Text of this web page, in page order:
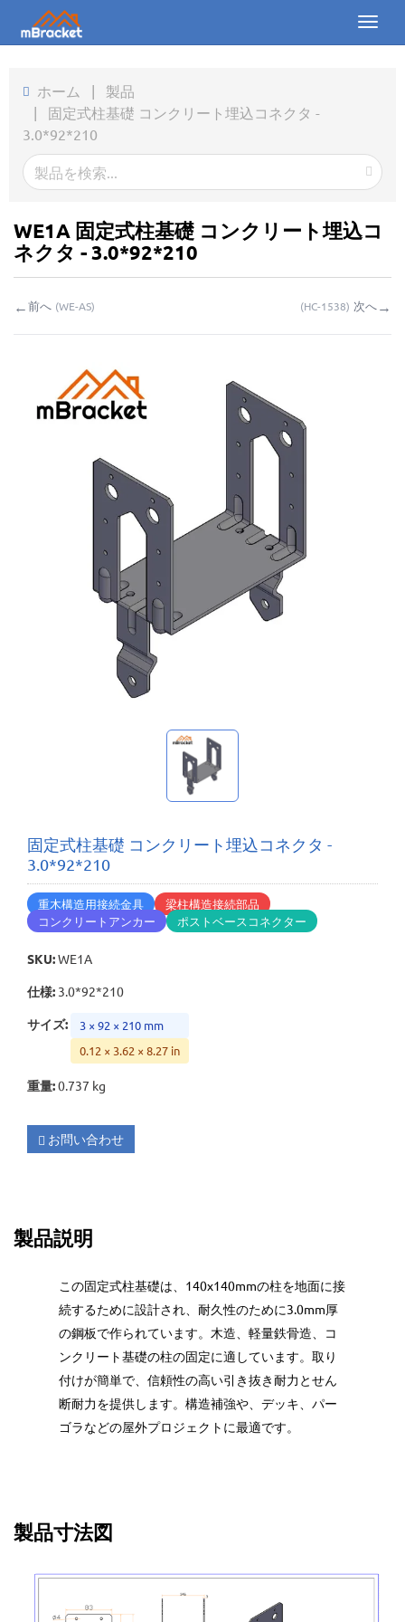
Toggle
製品
会社概要
ダウンロード
お問い合わせ
マイ問い合わせ
▼
ホーム | 製品
| 固定式柱基礎 コンクリート埋込コネクタ -
3.0*92*210
WE1A 固定式柱基礎 コンクリート埋込コ
ネクタ - 3.0*92*210
←前へ (WE-AS) (HC-1538) 次へ→
固定式柱基礎 コンクリート埋込コネクタ -
3.0*92*210
重木構造用接続金具
梁柱構造接続部品
コンクリートアンカー
ポストベースコネクター
SKU:WE1A
仕様: 3.0*92*210
サイズ:
3 × 92 × 210 mm
0.12 × 3.62 × 8.27 in
重量:0.737 kg
お問い合わせ
製品説明
この固定式柱基礎は、140x140mmの柱を地面に接
続するために設計され、耐久性のために3.0mm厚
の鋼板で作られています。木造、軽量鉄骨造、コ
ンクリート基礎の柱の固定に適しています。取り
付けが簡単で、信頼性の高い引き抜き耐力とせん
断耐力を提供します。構造補強や、デッキ、パー
ゴラなどの屋外プロジェクトに最適です。
製品寸法図